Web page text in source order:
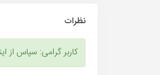
نظرات
کاربر گرامی: سپاس از